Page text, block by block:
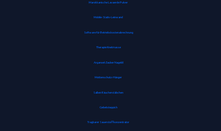
Marokkanische Lavaerde Pulver
Mobile-Stativ-Leinwand
Software für Betriebskostenabrechnung
Therapie Knetmasse
Arganoel-Zauber Nagelöl
Mottenschutz-Hänger
Salbei-Räucherstäbchen
Gebetsteppich
Tragbarer Sauerstoffkonzentrator